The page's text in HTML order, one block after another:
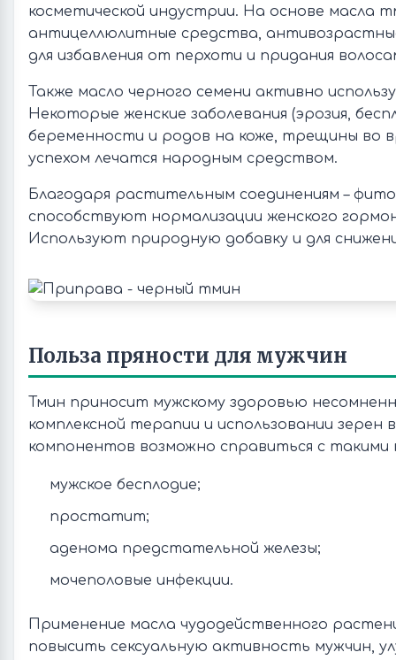
косметической индустрии. На основе масла
антицеллюлитные средства,
для избавления от перхоти и придания
Также масло черного семени активно
Некоторые женские заболевания (эрозия,
беременности и родов на коже, трещины во
успехом лечатся народным средством.
Благодаря растительным соединениям –
способствуют нормализации женского
Используют природную добавку и для
Польза пряности для мужчин
Тмин приносит мужскому здоровью
комплексной терапии и использовании зерен
компонентов возможно справиться с такими
мужское бесплодие;
простатит;
аденома предстательной железы;
мочеполовые инфекции.
Применение масла чудодейственного
повысить сексуальную активность мужчин,